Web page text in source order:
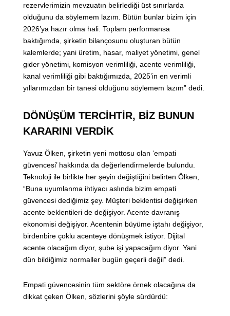
rezervlerimizin mevzuatın belirlediği üst sınırlarda
olduğunu da söylemem lazım. Bütün bunlar bizim için
2026’ya hazır olma hali. Toplam performansa
baktığımda, şirketin bilançosunu oluşturan bütün
kalemlerde; yani üretim, hasar, maliyet yönetimi, genel
gider yönetimi, komisyon verimliliği, acente verimliliği,
kanal verimliliği gibi baktığımızda, 2025’in en verimli
yıllarımızdan bir tanesi olduğunu söylemem lazım” dedi.
DÖNÜŞÜM TERCİHTİR, BİZ BUNUN
KARARINI VERDİK
Yavuz Ölken, şirketin yeni mottosu olan ‘empati
güvencesi’ hakkında da değerlendirmelerde bulundu.
Teknoloji ile birlikte her şeyin değiştiğini belirten Ölken,
“Buna uyumlanma ihtiyacı aslında bizim empati
güvencesi dediğimiz şey. Müşteri beklentisi değişirken
acente beklentileri de değişiyor. Acente davranış
ekonomisi değişiyor. Acentenin büyüme iştahı değişiyor,
birdenbire çoklu acenteye dönüşmek istiyor. Dijital
acente olacağım diyor, şube işi yapacağım diyor. Yani
dün bildiğimiz normaller bugün geçerli değil” dedi.
Empati güvencesinin tüm sektöre örnek olacağına da
dikkat çeken Ölken, sözlerini şöyle sürdürdü: